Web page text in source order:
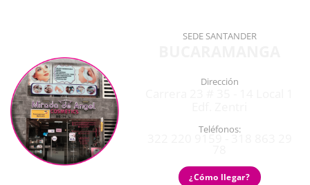
SEDE SANTANDER
Dirección
Teléfonos:
¿Cómo llegar?